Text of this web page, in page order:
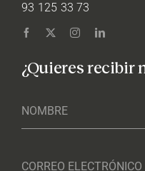
93 125 33 73
¿Quieres recibir